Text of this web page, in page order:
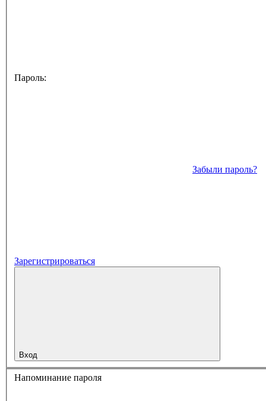
Пароль:
Забыли пароль?
Зарегистрироваться
Вход
Напоминание пароля